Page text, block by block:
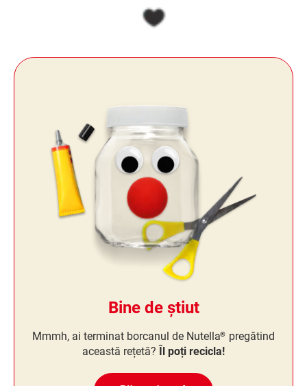
Bine de știut
Mmmh, ai terminat borcanul de Nutella® pregătind
această rețetă? Îl poți recicla!